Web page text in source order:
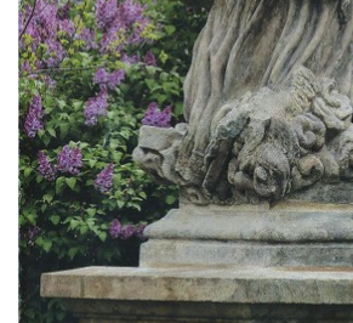
Socha Včela v ZOO Hluboká
Socha Housenka v ZOO Hluboká
Socha Nosorožík v ZOO Hluboká
Socha Rosomák v ZOO Hluboká
Socha Beruška v ZOO Hluboká
Socha Vážka v ZOO Hluboká
Socha Volavka v ZOO Hluboká
Flamingo trůn v ZOO Hluboká
Lavička Kůň Převalského v ZOO Hluboká